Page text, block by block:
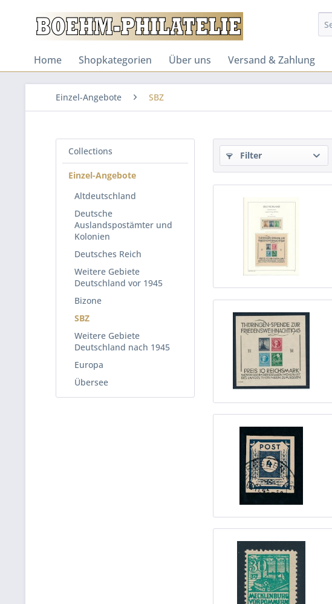
Home Shopkategorien Über uns Versand & Zahlung
Einzel-Angebote SBZ
Collections
Einzel-Angebote
Altdeutschland
Deutsche
Auslandspostämter und
Kolonien
Deutsches Reich
Weitere Gebiete
Deutschland vor 1945
Bizone
SBZ
Weitere Gebiete
Deutschland nach 1945
Europa
Übersee
Filter